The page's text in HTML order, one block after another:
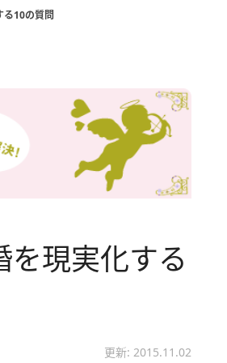
10の質問
現実化する
更新: 2015.11.02